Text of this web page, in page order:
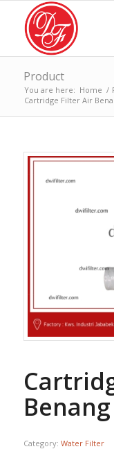
Product
You are here: Home /
Cartridge Filter Air
Category: Water Filter